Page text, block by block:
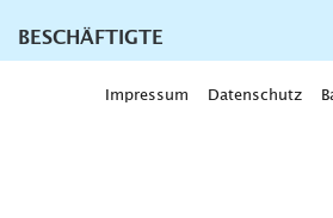
BESCHÄFTIGTE
Impressum Datenschutz